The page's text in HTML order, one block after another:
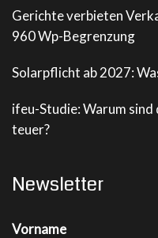
Gerichte verbieten
960 Wp-Begrenzung
Solarpflicht ab 2027:
ifeu-Studie: Warum sind
teuer?
Newsletter
Vorname